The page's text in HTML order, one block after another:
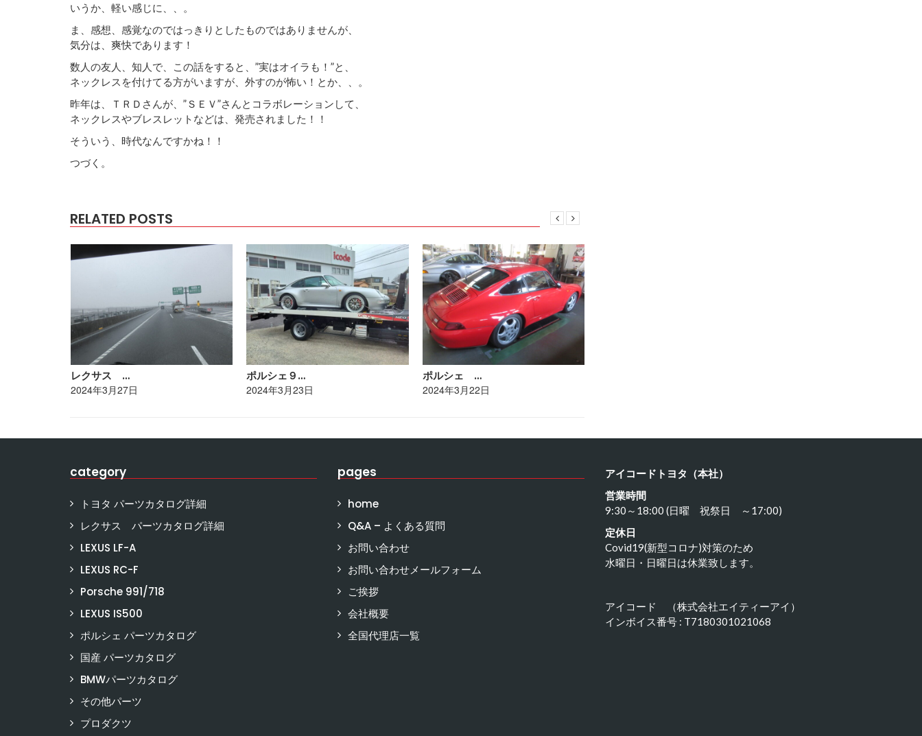
いうか、軽い感じに、、。
ま、感想、感覚なのではっきりとしたものではありませんが、
気分は、爽快であります！
数人の友人、知人で、この話をすると、”実はオイラも！”と、
ネックレスを付けてる方がいますが、外すのが怖い！とか、、。
昨年は、ＴＲＤさんが、”ＳＥＶ”さんとコラボレーションして、
ネックレスやブレスレットなどは、発売されました！！
そういう、時代なんですかね！！
つづく。
RELATED POSTS
レクサス …
2024年3月27日
ポルシェ９…
2024年3月23日
ポルシェ …
2024年3月22日
category
トヨタ パーツカタログ詳細
レクサス パーツカタログ詳細
LEXUS LF-A
LEXUS RC-F
Porsche 991/718
LEXUS IS500
ポルシェ パーツカタログ
国産 パーツカタログ
BMWパーツカタログ
その他パーツ
プロダクツ
pages
home
Q&A – よくある質問
お問い合わせ
お問い合わせメールフォーム
ご挨拶
会社概要
全国代理店一覧
アイコードトヨタ（本社）
営業時間
9:30～18:00 (日曜 祝祭日 ～17:00)
定休日
Covid19(新型コロナ)対策のため
水曜日・日曜日は休業致します。
アイコード （株式会社エイティーアイ）
インボイス番号 : T7180301021068